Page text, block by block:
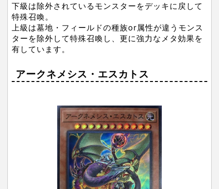
下級は除外されているモンスターをデッキに戻して
特殊召喚。
上級は墓地・フィールドの種族or属性が違うモンス
ターを除外して特殊召喚し、更に強力なメタ効果を
有しています。
アークネメシス・エスカトス